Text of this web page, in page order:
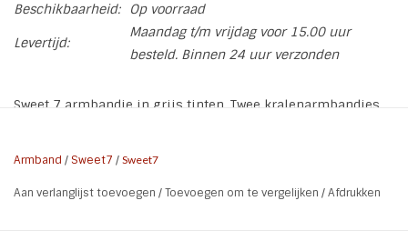
Beschikbaarheid:
Op voorraad
Levertijd:
Maandag t/m vrijdag voor 15.00 uur
besteld. Binnen 24 uur verzonden
Sweet 7 armbandje in grijs tinten. Twee kralenarmbandjes
* Soort: Armbandje met knoopsluiting
Armband / Sweet7 / Sweet7
Aan verlanglijst toevoegen /Toevoegen om te vergelijken /Afdrukken